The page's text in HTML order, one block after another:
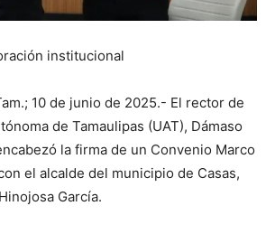
institucional
10 de junio de 2025.- El rector de
de Tamaulipas (UAT), Dámaso
la firma de un Convenio Marco
el alcalde del municipio de Casas,
García.